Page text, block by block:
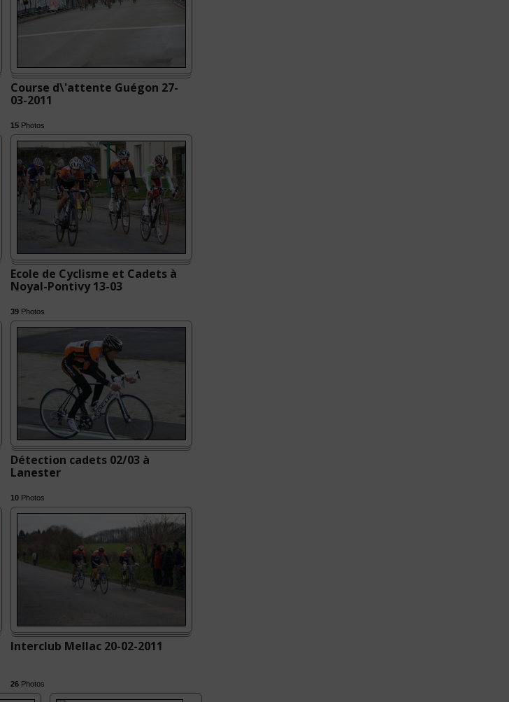
Course d\'attente Guégon 27-
03-2011
15 Photos
Ecole de Cyclisme et Cadets à
Noyal-Pontivy 13-03
39 Photos
Détection cadets 02/03 à
Lanester
10 Photos
Interclub Mellac 20-02-2011
26 Photos